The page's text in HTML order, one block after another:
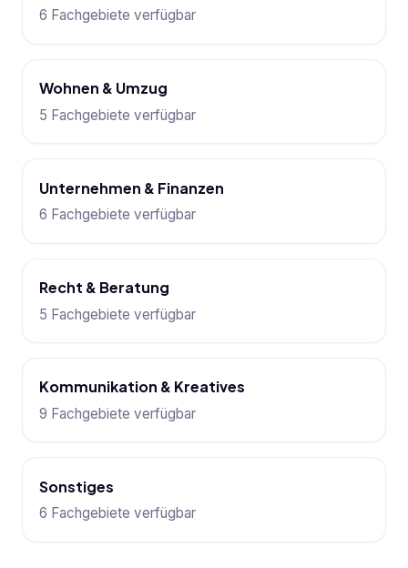
6 Fachgebiete verfügbar
Wohnen & Umzug
5 Fachgebiete verfügbar
Unternehmen & Finanzen
6 Fachgebiete verfügbar
Recht & Beratung
5 Fachgebiete verfügbar
Kommunikation & Kreatives
9 Fachgebiete verfügbar
Sonstiges
6 Fachgebiete verfügbar